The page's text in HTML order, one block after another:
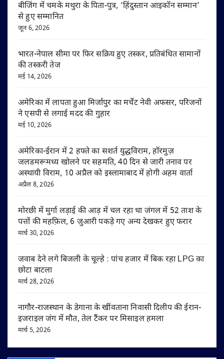
बीजिंग में चमके मथुरा के पिता-पुत्र, ‘हिंदुस्तान आइकॉन सम्मान’
से हुए सम्मानित
जून 6, 2026
भारत-नेपाल सीमा पर फिर सक्रिय हुए तस्कर, प्रतिबंधित सामानों
की तस्करी तेज
मई 14, 2026
अमेरिका में लापता हुआ मिर्जापुर का मर्चेंट नेवी अफसर, परिजनों
ने एसपी से लगाई मदद की गुहार
मई 10, 2026
अमेरिका-ईरान में 2 हफ्ते का सशर्त युद्धविराम, हॉरमुज़
जलडमरूमध्य खोलने पर सहमति, 40 दिन से जारी तनाव पर
अस्थायी विराम, 10 अप्रैल को इस्लामाबाद में होगी अहम वार्ता
अप्रैल 8, 2026
मोरछी में मुर्गा लड़ाई की आड़ में चल रहा था जंगल में 52 ताश के
पत्तों की महफ़िल, 6 जुआरी पकड़े गए अन्य देखकर हुए फरार
मार्च 30, 2026
जवाब देने लगे बिजली के चूल्हे : पांच हजार में बिक रहा LPG का
छोटा बाटला
मार्च 28, 2026
नागौर-राजस्थान के डेगाना के खींवताना निवासी दिलीप की ईरान-
इजराइल जंग में मौत, तेल टैंकर पर मिसाइल हमला
मार्च 5, 2026